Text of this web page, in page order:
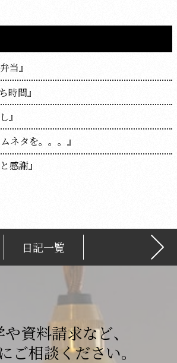
当』
時間』
』
ネタを。。。』
感謝』
日記一覧
資料請求など、
ご相談ください。